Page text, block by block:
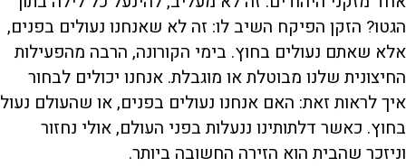
הגטו? הזקן הפיקח השיב לו: זה לא שאנחנו נעולים בפנים,
אלא שאתם נעולים בחוץ. בימי הקורונה, הרבה מהפעילות
החיצונית שלנו מבוטלת או מוגבלת. אנחנו יכולים לבחור
איך לראות זאת: האם אנחנו נעולים בפנים, או שהעולם נעול
בחוץ. כאשר דלתותינו ננעלות בפני העולם, אולי נחזור
וניזכר שהבית הוא הזירה החשובה ביותר.